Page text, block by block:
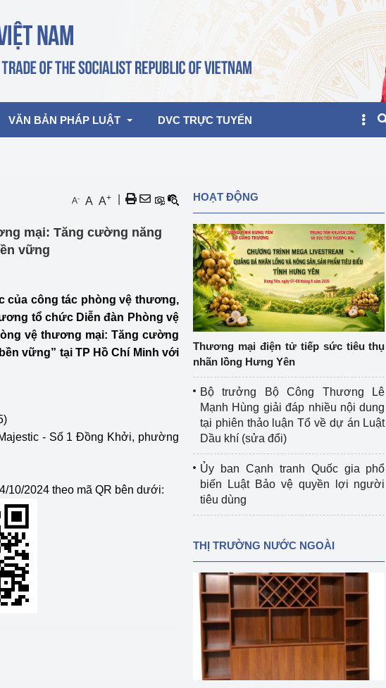
Hoạt động của Lãnh đạo Bộ
Nam 2026
trưởng
Công luận
Họp báo
Thông cáo báo chí
Nông Lâm Thủy sản
nhân lực
Tổ chức kiểm định kỹ thuật an toàn lao
động kiểm định thiết bị, dụng cụ điện
làm việc ở môi trường không có nguy
Cơ sở sản xuất, sửa chữa chai chứa
Công Thương
Công Thương
VĂN BẢN PHÁP LUẬT
Văn bản hợp nhất
DVC TRỰC TUYẾN
A- A A+
mại: Tăng cường năng
vững
của công tác phòng vệ thương,
tổ chức Diễn đàn Phòng vệ
vệ thương mại: Tăng cường
vững” tại TP Hồ Chí Minh với
- Số 1 Đồng Khởi, phường
10/2024 theo mã QR bên dưới:
HOẠT ĐỘNG
Thương mại điện tử tiếp sức tiêu thụ
nhãn lồng Hưng Yên
Bộ trưởng Bộ Công Thương Lê
Mạnh Hùng giải đáp nhiều nội dung
tại phiên thảo luận Tổ về dự án Luật
Dầu khí (sửa đổi)
Ủy ban Cạnh tranh Quốc gia phổ
biến Luật Bảo vệ quyền lợi người
tiêu dùng
THỊ TRƯỜNG NƯỚC NGOÀI